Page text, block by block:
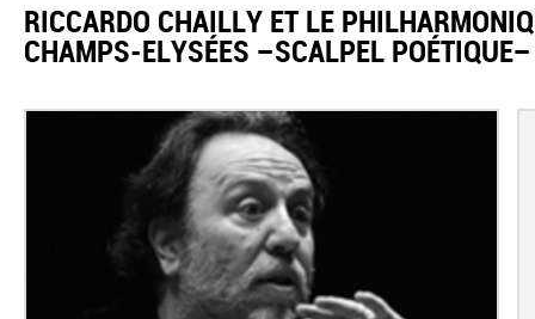
RICCARDO CHAILLY ET LE
CHAMPS-ELYSÉES –SCALPEL